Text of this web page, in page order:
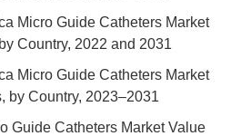
Micro Guide Catheters Market
Country, 2022 and 2031
Micro Guide Catheters Market
by Country, 2023–2031
Guide Catheters Market Value